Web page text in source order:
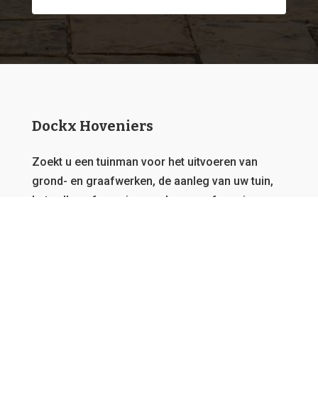
Dockx Hoveniers
Zoekt u een tuinman voor het uitvoeren van
grond- en graafwerken, de aanleg van uw tuin,
het vellen of snoeien van bomen of overig